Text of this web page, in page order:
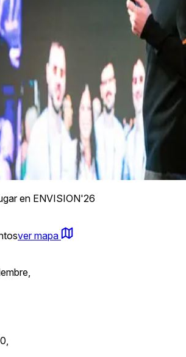
en ENVISION'26
ver mapa